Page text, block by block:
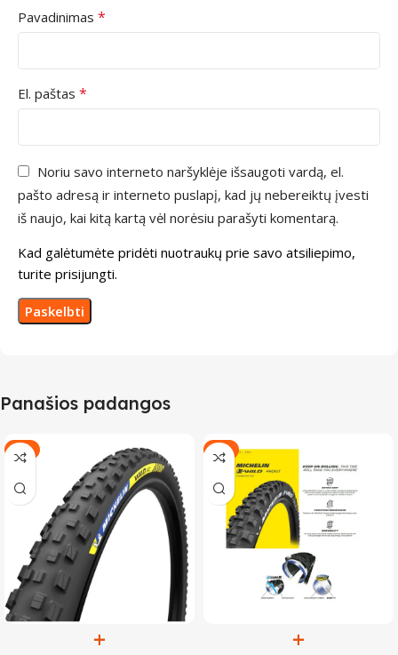
Pavadinimas *
El. paštas *
Noriu savo interneto naršyklėje išsaugoti vardą, el.
pašto adresą ir interneto puslapį, kad jų nebereiktų įvesti
iš naujo, kai kitą kartą vėl norėsiu parašyti komentarą.
Kad galėtumėte pridėti nuotraukų prie savo atsiliepimo,
turite prisijungti.
Panašios padangos
-7%
+
-7%
+